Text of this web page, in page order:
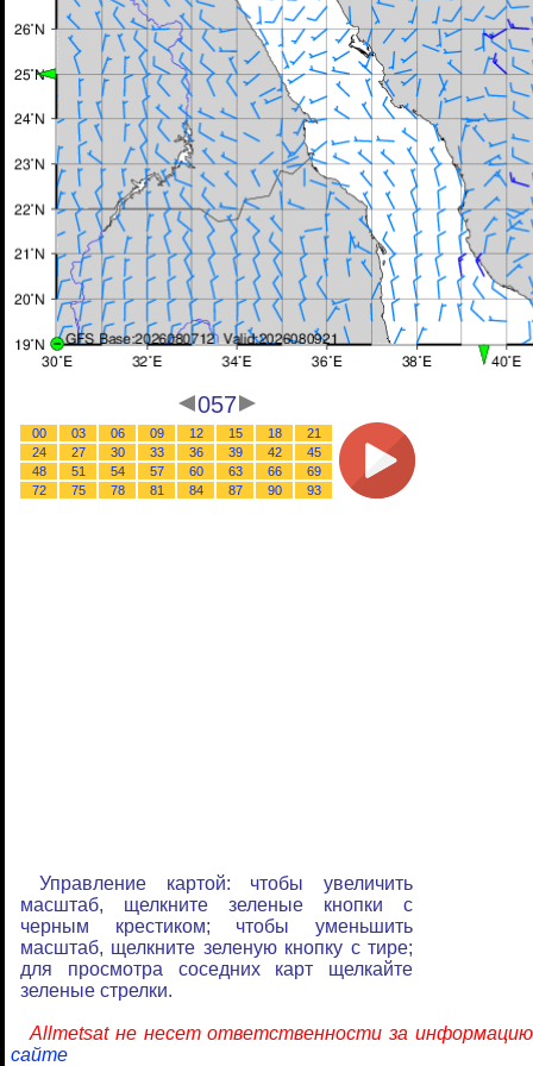
057
00 03 06 09 12 15 18
21
24
27 30 33 36 39 42
45
48
51 54 57 60 63 66
69
72
75 78 81 84 87 90 93
Управление картой: чтобы увеличить
масштаб, щелкните зеленые кнопки с
черным крестиком; чтобы уменьшить
масштаб, щелкните зеленую кнопку с тире;
для просмотра соседних карт щелкайте
зеленые стрелки.
Allmetsat не несет ответственности за
сайте